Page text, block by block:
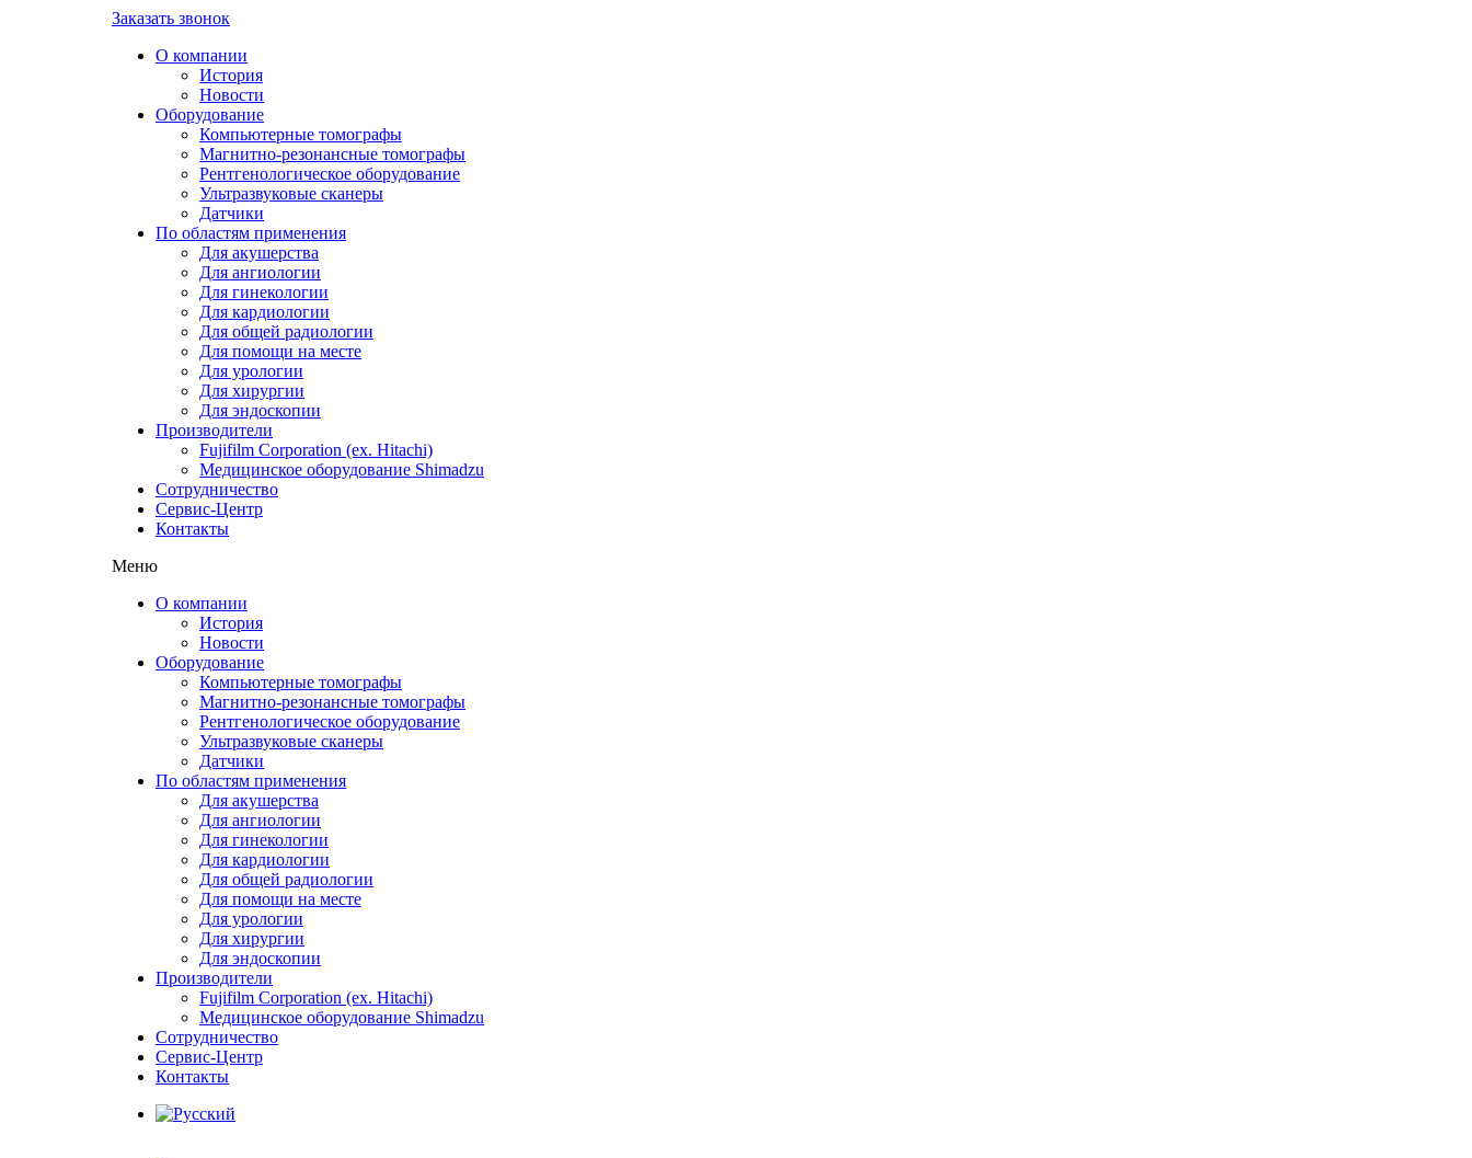
Заказать звонок
О компании
История
Новости
Оборудование
Компьютерные томографы
Магнитно-резонансные томографы
Рентгенологическое оборудование
Ультразвуковые сканеры
Датчики
По областям применения
Для акушерства
Для ангиологии
Для гинекологии
Для кардиологии
Для общей радиологии
Для помощи на месте
Для урологии
Для хирургии
Для эндоскопии
Производители
Fujifilm Corporation (ex. Hitachi)
Медицинское оборудование Shimadzu
Сотрудничество
Сервис-Центр
Контакты
Меню
О компании
История
Новости
Оборудование
Компьютерные томографы
Магнитно-резонансные томографы
Рентгенологическое оборудование
Ультразвуковые сканеры
Датчики
По областям применения
Для акушерства
Для ангиологии
Для гинекологии
Для кардиологии
Для общей радиологии
Для помощи на месте
Для урологии
Для хирургии
Для эндоскопии
Производители
Fujifilm Corporation (ex. Hitachi)
Медицинское оборудование Shimadzu
Сотрудничество
Сервис-Центр
Контакты